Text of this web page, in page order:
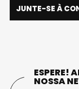
JUNTE-SE À
ESPERE!
NOSSA